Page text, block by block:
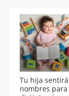
Tu hija
nombres